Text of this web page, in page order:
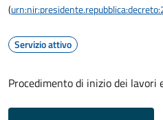
(
Servizio attivo
Procedimento di inizio dei lavori